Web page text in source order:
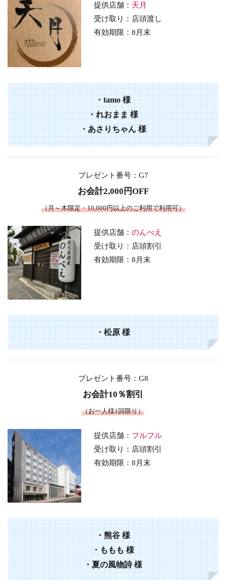
提供店舗： 天月
受け取り：店頭渡し
有効期限：8月末
・tamo様
・れおまま様
・あさりちゃん様
プレゼント番号：G7
お会計2,000円OFF
（月～木限定・10,000円以上のご利用で利用可）
提供店舗：のんべえ
受け取り：店頭割引
有効期限：8月末
・松原様
プレゼント番号：G8
お会計10％割引
（お一人様1回限り）
提供店舗： フルフル
受け取り：店頭割引
有効期限：8 月末
・熊谷 様
・ももも様
・夏の風物詩 様